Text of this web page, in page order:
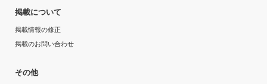
掲載について
掲載情報の修正
掲載のお問い合わせ
その他